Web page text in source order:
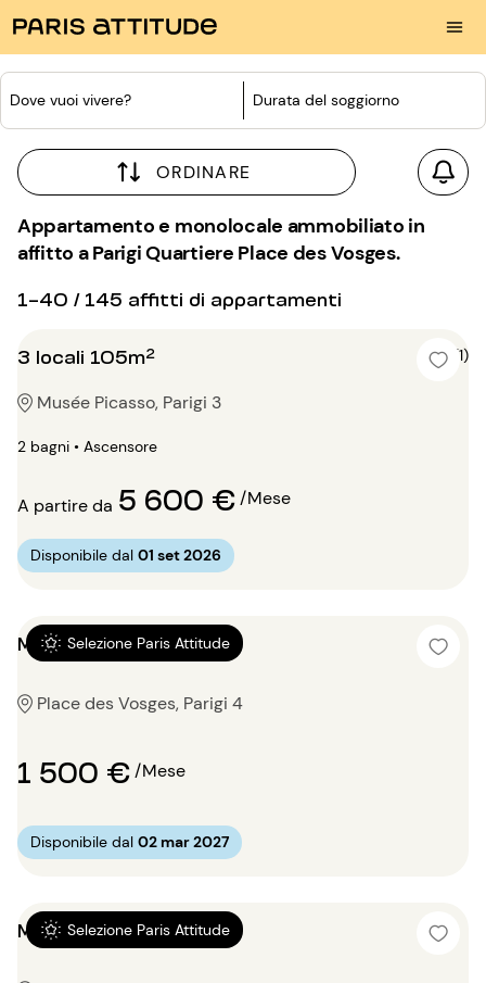
Dove vuoi vivere? Durata del soggiorno
ORDINARE
Appartamento e monolocale ammobiliato in
affitto a Parigi Quartiere Place des Vosges.
1-40 / 145 affitti di appartamenti
3 locali 105m² 5 (1)
Musée Picasso, Parigi 3
2 bagni • Ascensore
A partire da 5 600 €/Mese
Disponibile dal 01 set 2026
Selezione Paris Attitude
Monolocale 26m²
Place des Vosges, Parigi 4
1 500 €/Mese
Disponibile dal 02 mar 2027
Selezione Paris Attitude
Monolocale 20m²